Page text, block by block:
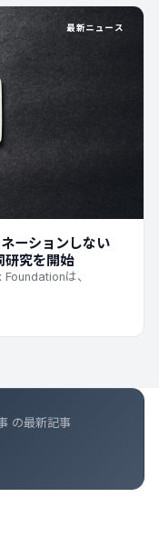
最新ニュース
ーションしない
究を開始
は、
の最新記事